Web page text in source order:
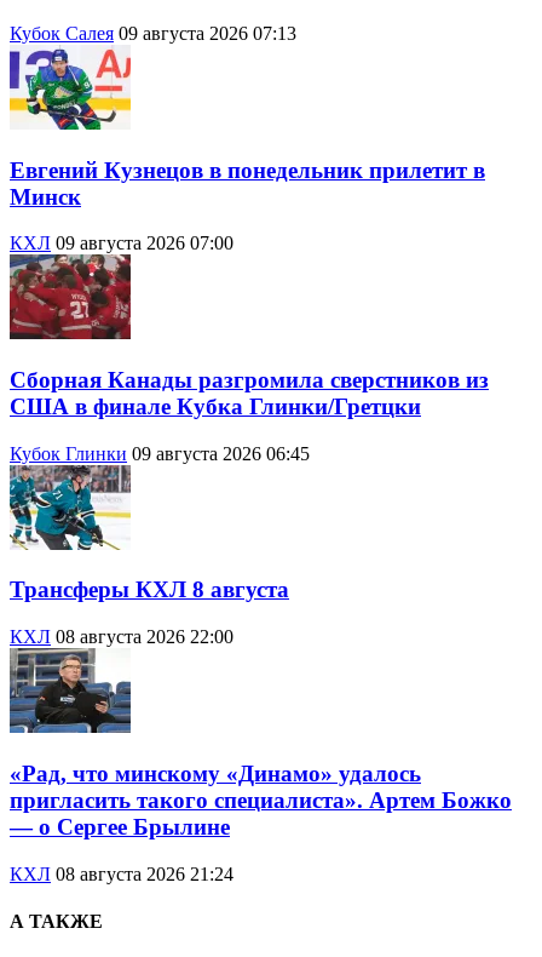
Кубок Салея 09 августа 2026 07:13
Евгений Кузнецов в понедельник прилетит в
Минск
КХЛ 09 августа 2026 07:00
Сборная Канады разгромила сверстников из
США в финале Кубка Глинки/Гретцки
Кубок Глинки 09 августа 2026 06:45
Трансферы КХЛ 8 августа
КХЛ 08 августа 2026 22:00
«Рад, что минскому «Динамо» удалось
пригласить такого специалиста». Артем Божко
— о Сергее Брылине
КХЛ 08 августа 2026 21:24
А ТАКЖЕ